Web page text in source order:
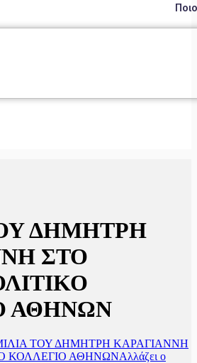
ΔΗΜΗΤΡΗ
ΣΤΟ
ΑΘΗΝΩΝ
ΤΟΥ ΔΗΜΗΤΡΗ ΚΑΡΑΓΙΑΝΝΗ
ΚΟΛΛΕΓΙΟ ΑΘΗΝΩΝΑλλάζει ο